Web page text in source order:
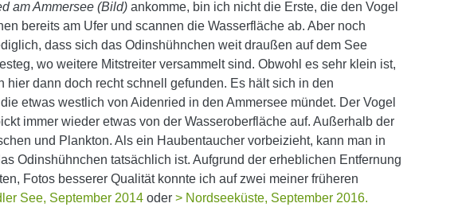
am Ammersee (Bild) ankomme, bin ich nicht die Erste, die den Vogel
bereits am Ufer und scannen die Wasserfläche ab. Aber noch
dass sich das Odinshühnchen weit draußen auf dem See
wo weitere Mitstreiter versammelt sind. Obwohl es sehr klein ist,
hier dann doch recht schnell gefunden. Es hält sich in den
etwas westlich von Aidenried in den Ammersee mündet. Der Vogel
immer wieder etwas von der Wasseroberfläche auf. Außerhalb der
und Plankton. Als ein Haubentaucher vorbeizieht, kann man in
Odinshühnchen tatsächlich ist. Aufgrund der erheblichen Entfernung
Fotos besserer Qualität konnte ich auf zwei meiner früheren
See, September 2014 oder > Nordseeküste, September 2016.